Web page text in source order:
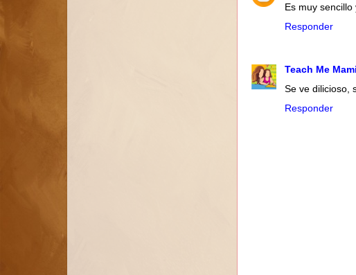
Es muy
Responder
Teach Me Mami
Se ve dilicioso,
Responder